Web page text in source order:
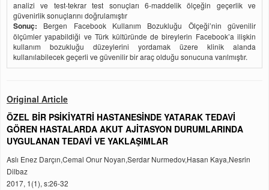
analizi ve test-tekrar test sonuçları 6-maddelik ölçeğin geçerlik ve
güvenirlik sonuçlarını doğrulamıştır
Sonuç: Bergen Facebook Kullanım Bozukluğu Ölçeği’nin güvenilir
ölçümler yapabildiği ve Türk kültüründe de bireylerin Facebook’a ilişkin
kullanım bozukluğu düzeylerini yordamak üzere klinik alanda
kullanılabilecek geçerli ve güvenilir bir araç olduğu sonucuna varılmıştır.
Original Article
ÖZEL BİR PSİKİYATRİ HASTANESİNDE YATARAK TEDAVİ
GÖREN HASTALARDA AKUT AJİTASYON DURUMLARINDA
UYGULANAN TEDAVİ VE YAKLAŞIMLAR
Aslı Enez Darçın,Cemal Onur Noyan,Serdar Nurmedov,Hasan Kaya,Nesrin
Dilbaz
2017, 1(1), s:26-32